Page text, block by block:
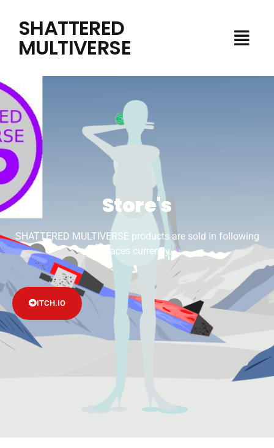
sisältöönSHATTERED
MULTIVERSE
Menu
Store's
SHATTERED MULTIVERSE products are sold in following
places currently.
ITCH.IO